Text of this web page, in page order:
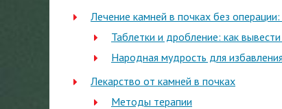
Лечение камней в почках без
Таблетки и дробление: как
Народная мудрость для
Лекарство от камней в почках
Методы терапии